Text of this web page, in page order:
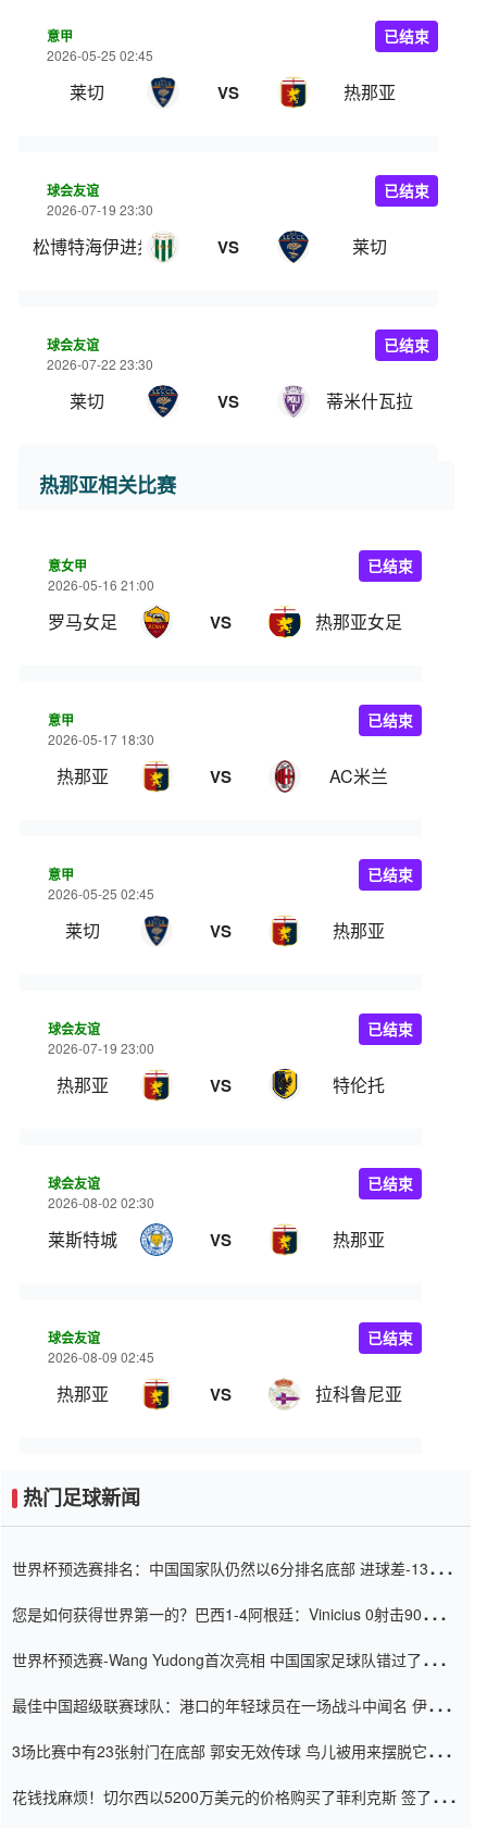
意甲
2026-05-25 02:45
莱切 VS 热那亚
已结束
球会友谊
2026-07-19 23:30
松博特海伊进步 VS 莱切
已结束
球会友谊
2026-07-22 23:30
莱切 VS 蒂米什瓦拉
已结束
热那亚相关比赛
意女甲
2026-05-16 21:00
罗马女足 VS 热那亚女足
已结束
意甲
2026-05-17 18:30
热那亚 VS AC米兰
已结束
意甲
2026-05-25 02:45
莱切 VS 热那亚
已结束
球会友谊
2026-07-19 23:00
热那亚 VS 特伦托
已结束
球会友谊
2026-08-02 02:30
莱斯特城 VS 热那亚
已结束
球会友谊
2026-08-09 02:45
热那亚 VS 拉科鲁尼亚
已结束
热门足球新闻
世界杯预选赛排名：中国国家队仍然以6分排名底部 进球差-13令人
您是如何获得世界第一的？巴西1-4阿根廷：Vinicius 0射击90分钟
世界杯预选赛-Wang Yudong首次亮相 中国国家足球队错过了世界
最佳中国超级联赛球队：港口的年轻球员在一场战斗中闻名 伊万放
3场比赛中有23张射门在底部 郭安无效传球 鸟儿被用来摆脱它
花钱找麻烦！切尔西以5200万美元的价格购买了菲利克斯 签了7年